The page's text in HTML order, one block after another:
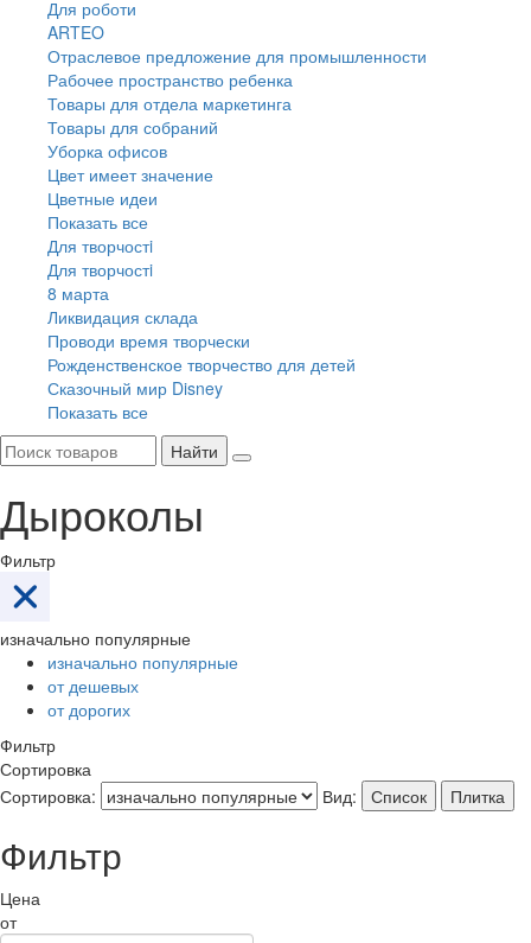
Для роботи
ARTEO
Отраслевое предложение для промышленности
Рабочее пространство ребенка
Товары для отдела маркетинга
Товары для собраний
Уборка офисов
Цвет имеет значение
Цветные идеи
Показать все
Для творчостi
Для творчостi
8 марта
Ликвидация склада
Проводи время творчески
Рожденственское творчество для детей
Сказочный мир Disney
Показать все
Найти
Дыроколы
Фильтр
изначально популярные
изначально популярные
от дешевых
от дорогих
Фильтр
Сортировка
Сортировка:
Вид: Список Плитка
Фильтр
Цена
от